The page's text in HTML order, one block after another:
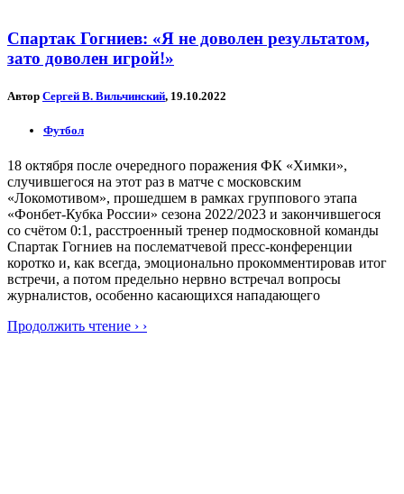
Спартак Гогниев: «Я не доволен результатом,
зато доволен игрой!»
Автор Сергей В. Вильчинский, 19.10.2022
Футбол
18 октября после очередного поражения ФК «Химки»,
случившегося на этот раз в матче с московским
«Локомотивом», прошедшем в рамках группового этапа
«Фонбет-Кубка России» сезона 2022/2023 и закончившегося
со счётом 0:1, расстроенный тренер подмосковной команды
Спартак Гогниев на послематчевой пресс-конференции
коротко и, как всегда, эмоционально прокомментировав итог
встречи, а потом предельно нервно встречал вопросы
журналистов, особенно касающихся нападающего
Продолжить чтение › ›